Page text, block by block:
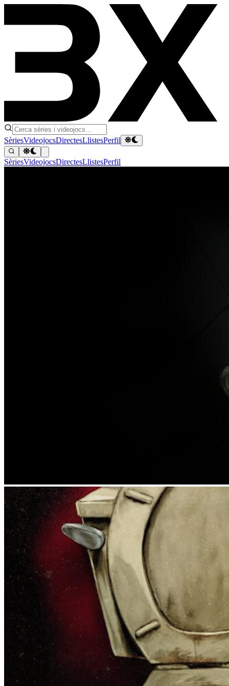
SèriesVideojocsDirectesLlistesPerfil
SèriesVideojocsDirectesLlistesPerfil